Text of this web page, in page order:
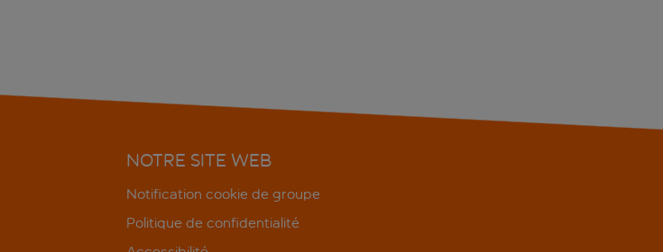
NOTRE SITE WEB
Notification cookie de groupe
Politique de confidentialité